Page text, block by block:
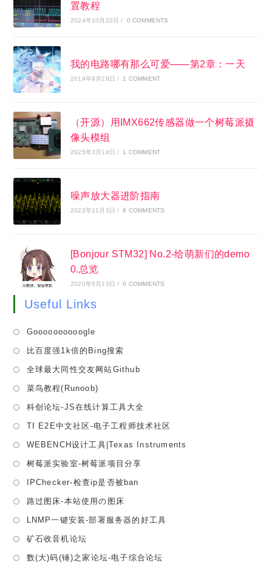
置教程
2024年10月22日 / 0 COMMENTS
我的电路哪有那么可爱——第2章：一天
2019年9月29日 / 1 COMMENT
（开源）用IMX662传感器做一个树莓派摄
像头模组
2025年3月14日 / 1 COMMENT
噪声放大器进阶指南
2022年11月3日 / 6 COMMENTS
[Bonjour STM32] No.2-给萌新们的demo
0.总览
2020年5月13日 / 0 COMMENTS
Useful Links
Goooooooooogle
new
tab
比百度强1k倍的Bing搜索
tab
全球最大同性交友网站GithubOpens
new
tab
菜鸟教程(Runoob)
a
new
tab
科创论坛-JS在线计算工具大全
a
new
TI E2E中文社区-电子工程师技术社区
WEBENCH设计工具|Texas Instruments
树莓派实验室-树莓派项目分享
tab
IPChecker-检查ip是否被ban
new
路过图床-本站使用の图床
a
tab
LNMP一键安装-部署服务器的好工具
矿石收音机论坛
a
数(大)码(锤)之家论坛-电子综合论坛